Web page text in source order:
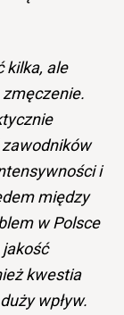
kilka, ale
zmęczenie.
i
między
w Polsce
jakość
kwestia
wpływ.